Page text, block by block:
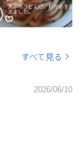
すべて見る
2026/06/10